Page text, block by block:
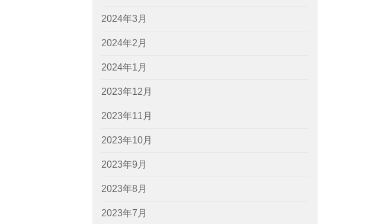
2024年3月
2024年2月
2024年1月
2023年12月
2023年11月
2023年10月
2023年9月
2023年8月
2023年7月